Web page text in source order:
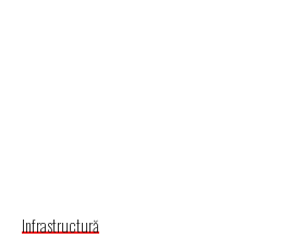
Infrastructură